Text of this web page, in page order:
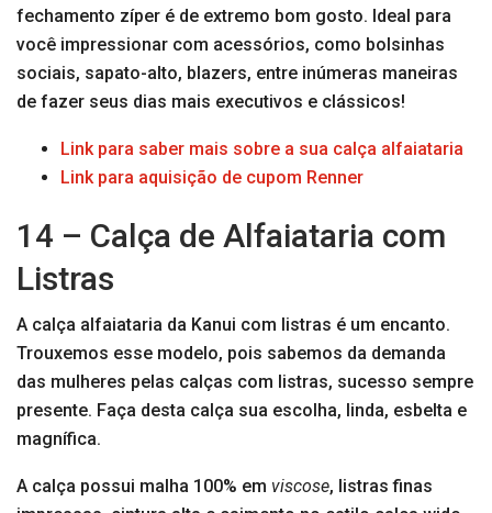
fechamento zíper é de extremo bom gosto. Ideal para
você impressionar com acessórios, como bolsinhas
sociais, sapato-alto, blazers, entre inúmeras maneiras
de fazer seus dias mais executivos e clássicos!
Link para saber mais sobre a sua calça alfaiataria
Link para aquisição de cupom Renner
14 – Calça de Alfaiataria com
Listras
A calça alfaiataria da Kanui com listras é um encanto.
Trouxemos esse modelo, pois sabemos da demanda
das mulheres pelas calças com listras, sucesso sempre
presente. Faça desta calça sua escolha, linda, esbelta e
magnífica.
A calça possui malha 100% em viscose, listras finas